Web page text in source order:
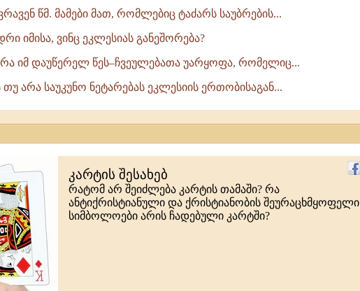
წმ. მამები მათ, რომლებიც ტაძარს საუბრების...
იმისა, ვინც ეკლესიას განეშორება?
იმ დაუწერელ წეს–ჩვეულებათა უარყოფა, რომელიც...
თუ არა საუკუნო ნეტარებას ეკლესიის ერთობისაგან...
კარტის შესახებ
რატომ არ შეიძლება კარტის თამაში? რა
ანტიქრისტიანული და ქრისტიანობის შეურაცხმყოფელი
სიმბოლოები არის ჩადებული კარტში?